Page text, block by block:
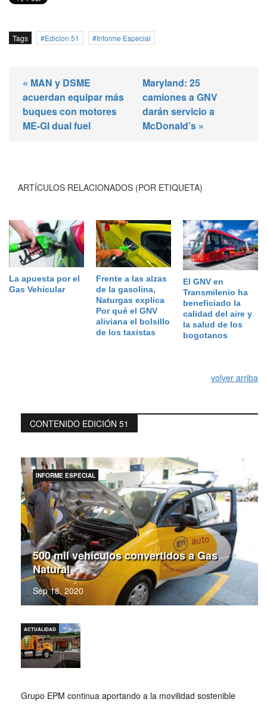
Tags Edicion 51 Informe Especial
« MAN y DSME
acuerdan equipar más
buques con motores
ME-GI dual fuel
Maryland: 25
camiones a GNV
darán servicio a
McDonald’s »
ARTÍCULOS RELACIONADOS (POR ETIQUETA)
La apuesta por el
Gas Vehicular
Frente a las alzas
de la gasolina,
Naturgas explica
Por qué el GNV
aliviana el bolsillo
de los taxistas
El GNV en
Transmilenio ha
beneficiado la
calidad del aire y
la salud de los
bogotanos
volver arriba
CONTENIDO EDICIÓN 51
500 mil vehículos convertidos a Gas
Natural
Sep 18, 2020
INFORME ESPECIAL
Grupo EPM continua aportando a la movilidad sostenible
ACTUALIDAD